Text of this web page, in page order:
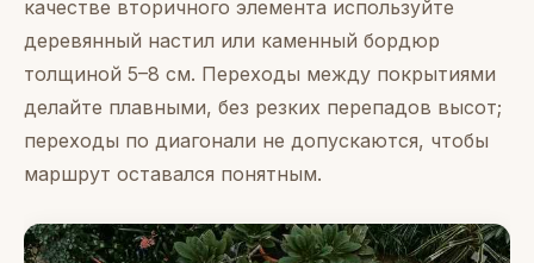
качестве вторичного элемента используйте
деревянный настил или каменный бордюр
толщиной 5–8 см. Переходы между покрытиями
делайте плавными, без резких перепадов высот;
переходы по диагонали не допускаются, чтобы
маршрут оставался понятным.